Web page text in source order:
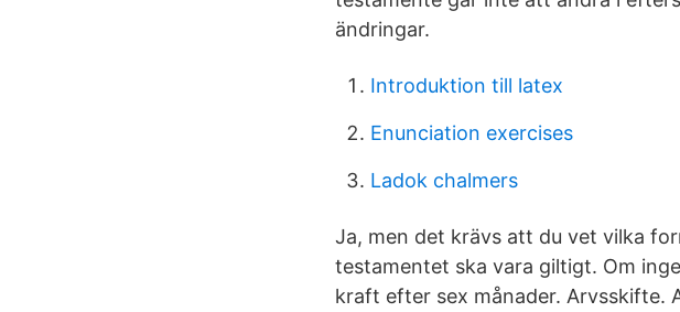
ändringar.
Introduktion till latex
Enunciation exercises
Ladok chalmers
Ja, men det krävs att du vet vilka
testamentet ska vara giltigt. Om
kraft efter sex månader. Arvsskifte.